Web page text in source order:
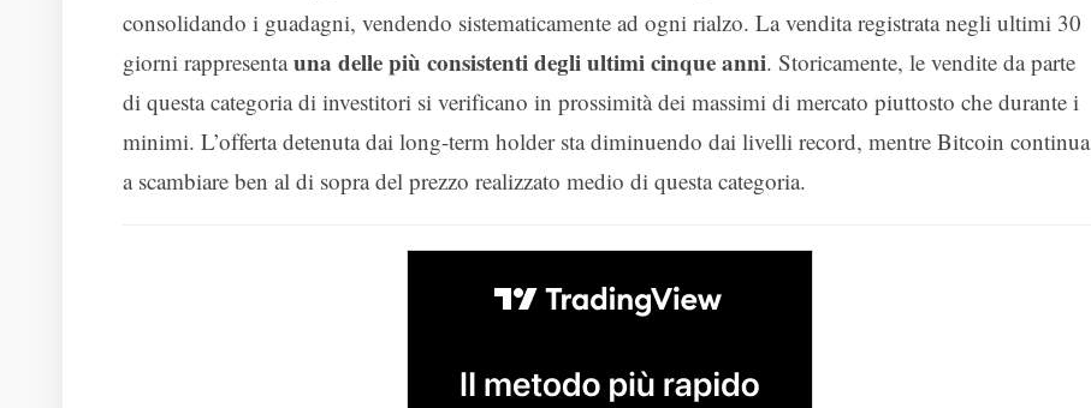
consolidando i guadagni, vendendo sistematicamente ad ogni rialzo. La vendita registrata negli ultimi 30
giorni rappresentauna delle più consistenti degli ultimi cinque anni. Storicamente, le vendite da parte
di questa categoria di investitori si verificano in prossimità dei massimi di mercato piuttosto che durante i
minimi. L’offerta detenuta dai long-term holder sta diminuendo dai livelli record, mentre Bitcoin continua
a scambiare ben al di sopra del prezzo realizzato medio di questa categoria.